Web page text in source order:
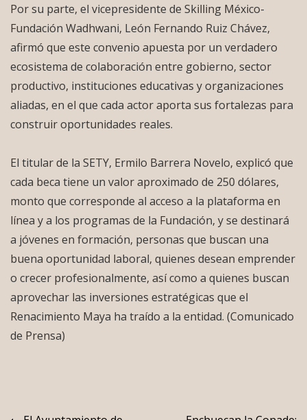
Por su parte, el vicepresidente de Skilling México-
Fundación Wadhwani, León Fernando Ruiz Chávez,
afirmó que este convenio apuesta por un verdadero
ecosistema de colaboración entre gobierno, sector
productivo, instituciones educativas y organizaciones
aliadas, en el que cada actor aporta sus fortalezas para
construir oportunidades reales.
El titular de la SETY, Ermilo Barrera Novelo, explicó que
cada beca tiene un valor aproximado de 250 dólares,
monto que corresponde al acceso a la plataforma en
línea y a los programas de la Fundación, y se destinará
a jóvenes en formación, personas que buscan una
buena oportunidad laboral, quienes desean emprender
o crecer profesionalmente, así como a quienes buscan
aprovechar las inversiones estratégicas que el
Renacimiento Maya ha traído a la entidad. (Comunicado
de Prensa)